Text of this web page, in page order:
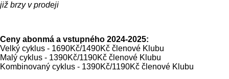
již brzy v prodeji
Ceny abonmá a vstupného 2024-2025:
Velký cyklus - 1690Kč/1490Kč členové Klubu
Malý cyklus - 1390Kč/1190Kč členové Klubu
Kombinovaný cyklus - 1390Kč/1190Kč členové Klubu